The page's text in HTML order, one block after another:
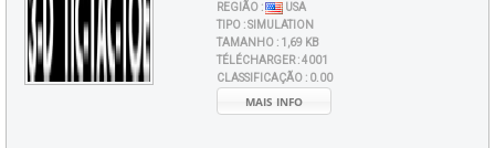
REGIÃO :
USA
TIPO :SIMULATION
TAMANHO : 1,69 KB
TÉLÉCHARGER :4001
CLASSIFICAÇÃO : 0.00
MAIS INFO